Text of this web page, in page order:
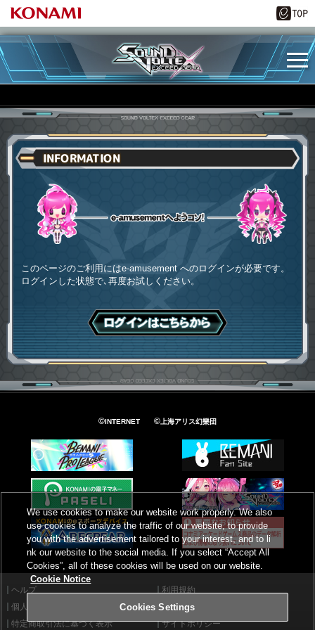
INFORMATION
このページのご利用にはe-amusement へのログインが必要です。
ログインした状態で､再度お試しください。
ログインはこちら
©INTERNET ©上海アリス幻樂団
ヘルプ
利用規約
個人情報等保護方針
外部送信について
特定商取引法に基づく表示
サイトポリシー
We use cookies to make our website work properly. We also
use cookies to analyze the traffic of our website, to provide
you with the advertisement tailored to your interest, and to li
nk our website to the social media. If you select “Accept All
Cookies”, all of these cookies will be used on our website.
Cookie Notice
Cookies Settings